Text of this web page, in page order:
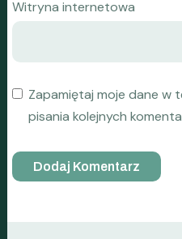
Witryna internetowa
Zapamiętaj moje dane w
pisania kolejnych